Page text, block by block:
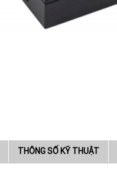
THÔNG SỐ KỸ THUẬT